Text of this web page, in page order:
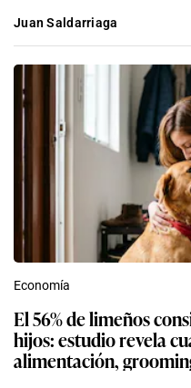
Juan Saldarriaga
Economía
El 56% de limeños
hijos: estudio revela
alimentación,